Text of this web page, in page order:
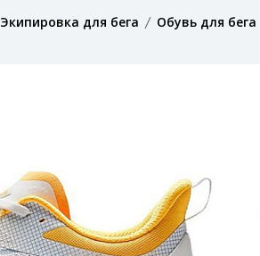
Экипировка для бега Обувь для бега